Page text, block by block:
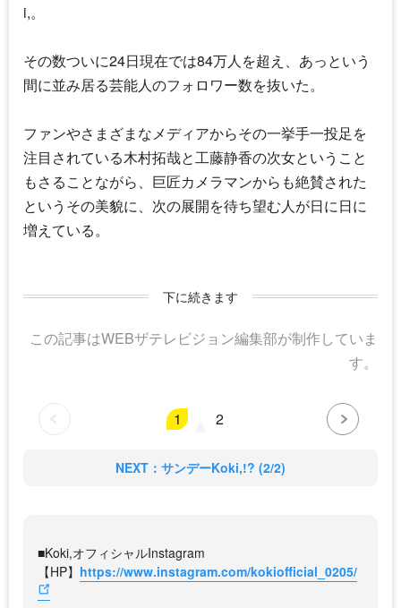
i,。
その数ついに24日現在では84万人を超え、あっという
間に並み居る芸能人のフォロワー数を抜いた。
ファンやさまざまなメディアからその一挙手一投足を
注目されている木村拓哉と工藤静香の次女ということ
もさることながら、巨匠カメラマンからも絶賛された
というその美貌に、次の展開を待ち望む人が日に日に
増えている。
下に続きます
この記事はWEBザテレビジョン編集部が制作していま
す。
1 2
NEXT：サンデーKoki,!? (2/2)
■Koki,オフィシャルInstagram
【HP】 https://www.instagram.com/kokiofficial_0205/